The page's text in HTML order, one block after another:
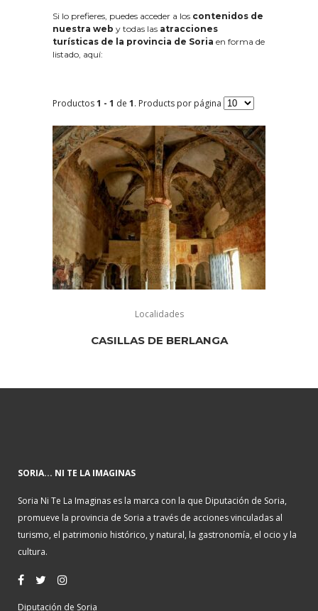
Si lo prefieres, puedes acceder a los contenidos de
nuestra web y todas las atracciones
turísticas de la provincia de Soria en forma de
listado, aquí:
Productos1 - 1 de 1. Products por página
Localidades
CASILLAS DE BERLANGA
SORIA... NI TE LA IMAGINAS
Soria Ni Te La Imaginas es la marca con la que Diputación de Soria,
promueve la provincia de Soria a través de acciones vinculadas al
turismo, el patrimonio histórico, y natural, la gastronomía, el ocio y la
cultura.
Diputación de Soria